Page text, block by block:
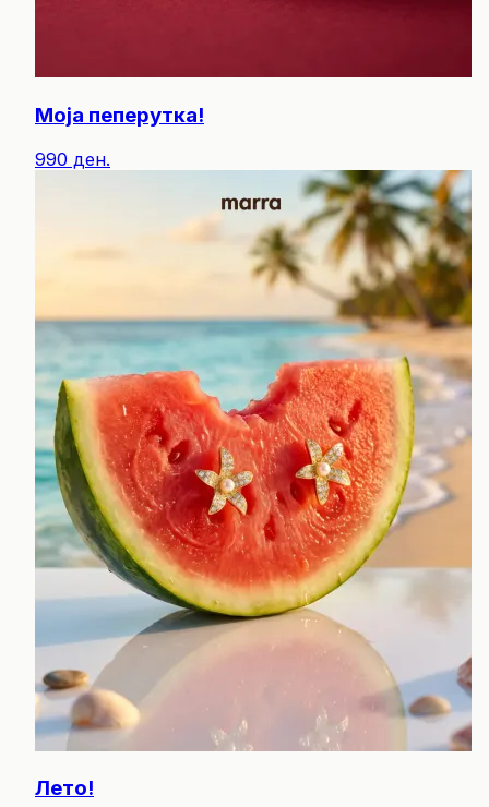
Моја пеперутка!
990 ден.
Лето!